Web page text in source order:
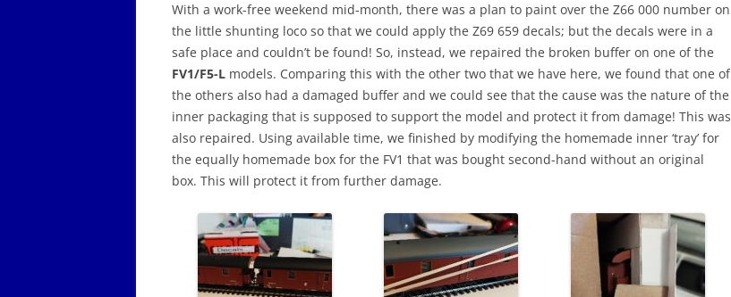
With a work-free weekend mid-month, there was a plan to paint over the Z66 000 number on
the little shunting loco so that we could apply the Z69 659 decals; but the decals were in a
safe place and couldn’t be found! So, instead, we repaired the broken buffer on one of the
FV1/F5-L models. Comparing this with the other two that we have here, we found that one of
the others also had a damaged buffer and we could see that the cause was the nature of the
inner packaging that is supposed to support the model and protect it from damage! This was
also repaired. Using available time, we finished by modifying the homemade inner ‘tray’ for
the equally homemade box for the FV1 that was bought second-hand without an original
box. This will protect it from further damage.